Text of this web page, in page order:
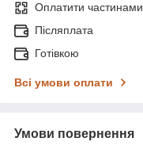
Оплатити частинами
Післяплата
Готівкою
Всі умови оплати
Умови повернення